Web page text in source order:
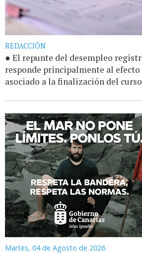
REDACCIÓN
● El repunte del desempleo
responde principalmente al efecto
asociado a la finalización del curso
Martes, 04 de Agosto de 2026